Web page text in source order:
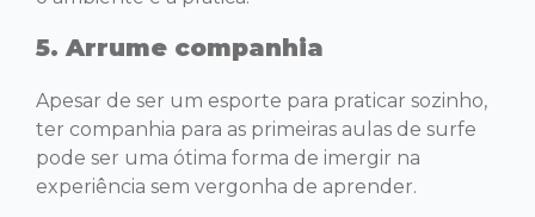
5. Arrume companhia
Apesar de ser um esporte para praticar sozinho,
ter companhia para as primeiras aulas de surfe
pode ser uma ótima forma de imergir na
experiência sem vergonha de aprender.